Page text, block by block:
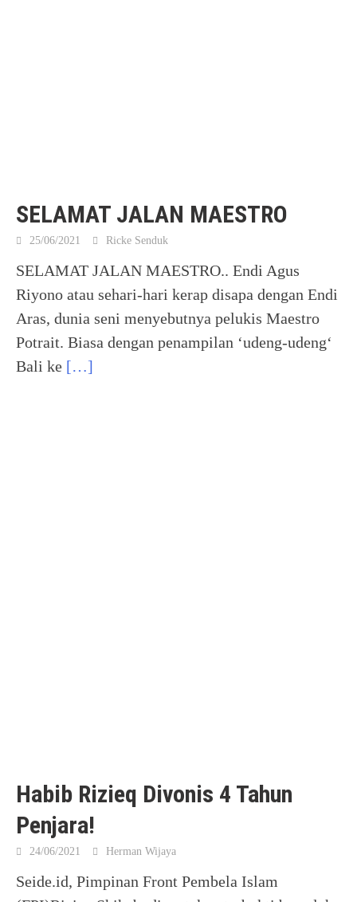
SELAMAT JALAN MAESTRO
25/06/2021 Ricke Senduk
SELAMAT JALAN MAESTRO.. Endi Agus
Riyono atau sehari-hari kerap disapa dengan Endi
Aras, dunia seni menyebutnya pelukis Maestro
Potrait. Biasa dengan penampilan ‘udeng-udeng‘
Bali ke […]
Habib Rizieq Divonis 4 Tahun
Penjara!
24/06/2021 Herman Wijaya
Seide.id, Pimpinan Front Pembela Islam